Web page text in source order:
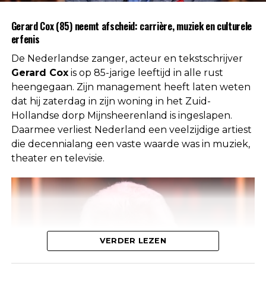
In First Dates worden singles gekoppeld voor een
diner, waarbij ze elkaar voor het eerst ontmoeten.
De show is beroemd om de eerlijke, vaak
ongemakkelijke interacties tussen de deelnemers.
Dit moment was echter allesbehalve romantisch.
gebeurde niet. De situatie leidde tot enige
frustratie bij hem, die zich begon af te vragen of
zijn foto wel goed was gekozen.
Gerard Cox (85) neemt afscheid: carrière, muziek en culturele
erfenis
De Nederlandse zanger, acteur en tekstschrijver
Gerard Coxis op 85-jarige leeftijd in alle rust
heengegaan. Zijn management heeft laten weten
dat hij zaterdag in zijn woning in het Zuid-
Hollandse dorp Mijnsheerenland is ingeslapen.
Daarmee verliest Nederland een veelzijdige artiest
die decennialang een vaste waarde was in muziek,
theater en televisie.
VERDER LEZEN